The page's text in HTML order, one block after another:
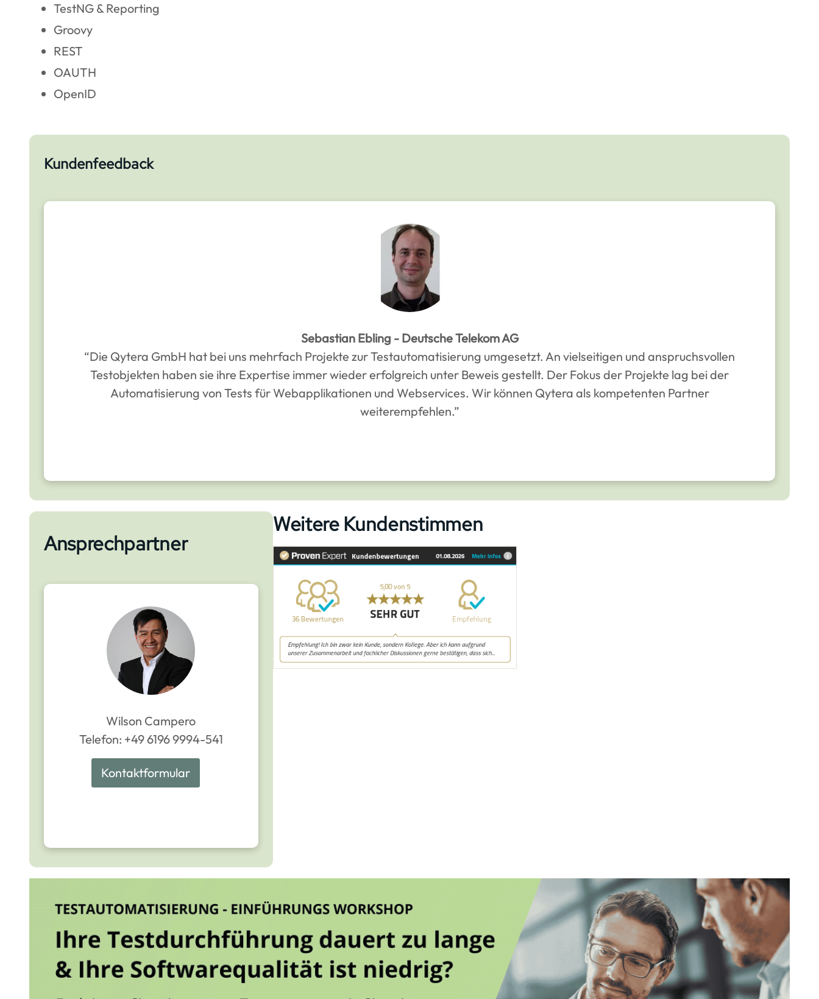
TestNG & Reporting
Groovy
REST
OAUTH
OpenID
Kundenfeedback
Sebastian Ebling - Deutsche Telekom AG
“Die Qytera GmbH hat bei uns mehrfach Projekte zur Testautomatisierung umgesetzt. An vielseitigen und anspruchsvollen
Testobjekten haben sie ihre Expertise immer wieder erfolgreich unter Beweis gestellt. Der Fokus der Projekte lag bei der
Automatisierung von Tests für Webapplikationen und Webservices. Wir können Qytera als kompetenten Partner
weiterempfehlen.”
Ansprechpartner
Wilson Campero
Telefon: +49 6196 9994-541
Kontaktformular
Weitere Kundenstimmen